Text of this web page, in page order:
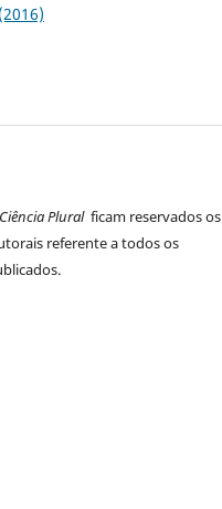
Ciência Pluralficam reservados os
referente a todos os